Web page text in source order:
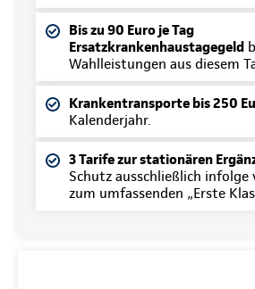
Bis zu 90 Euro je Tag
Ersatzkrankenhaustagegeld
Wahlleistungen aus diesem
Krankentransporte bis 250
Kalenderjahr.
3 Tarife zur stationären
Schutz ausschließlich infolge
zum umfassenden „Erste